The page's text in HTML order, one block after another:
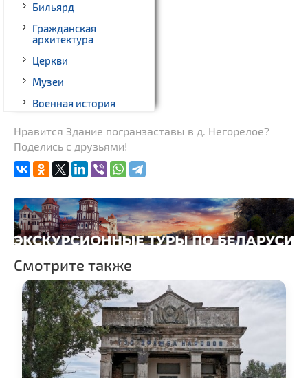
Бильярд
Гражданская
архитектура
Церкви
Музеи
Военная история
Памятники археологии
Костелы
Нравится Здание погранзаставы в д. Негорелое?
Поделись с друзьями!
Смотрите также